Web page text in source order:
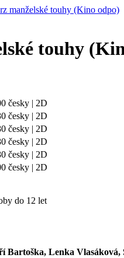
manželské touhy (Kino odpo)
touhy
česky | 2D
česky | 2D
česky | 2D
česky | 2D
česky | 2D
česky | 2D
do 12 let
Lenka Vlasáková,